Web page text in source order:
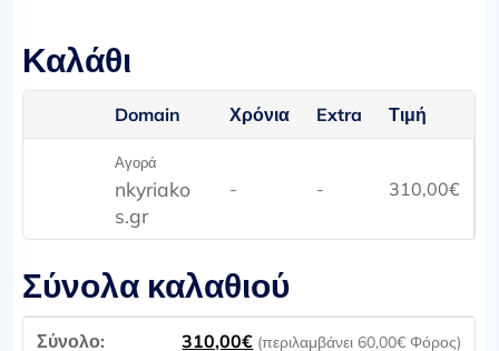
Καλάθι
Domain Χρόνια Extra Τιμή
Αγορά
nkyriako
s.gr
- - 310,00€
Σύνολα καλαθιού
310,00€ (περιλαμβάνει60,00€ Φόρος)